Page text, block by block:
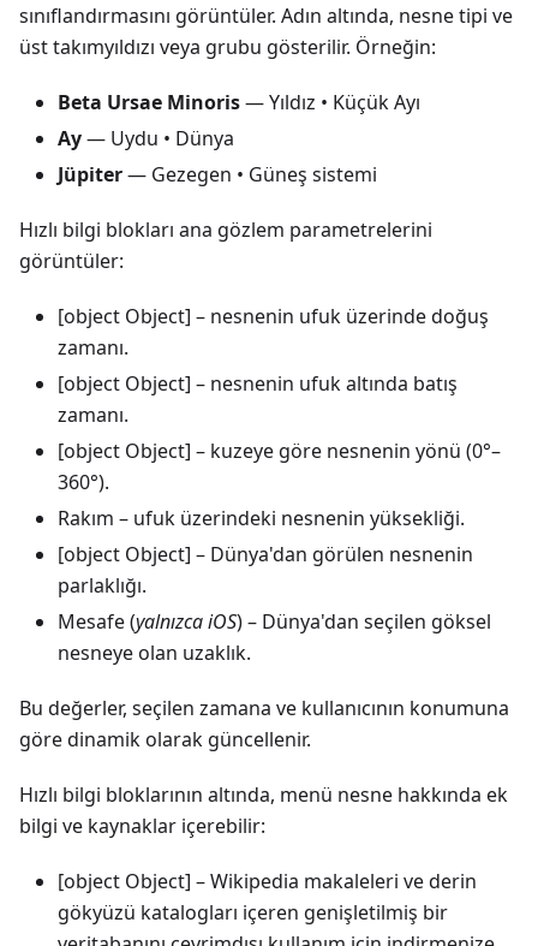
sınıflandırmasını görüntüler. Adın altında, nesne tipi ve
üst takımyıldızı veya grubu gösterilir. Örneğin:
Beta Ursae Minoris— Yıldız • Küçük Ayı
Ay— Uydu • Dünya
Jüpiter— Gezegen • Güneş sistemi
Hızlı bilgi blokları ana gözlem parametrelerini
görüntüler:
[object Object] – nesnenin ufuk üzerinde doğuş
zamanı.
[object Object] – nesnenin ufuk altında batış
zamanı.
[object Object] – kuzeye göre nesnenin yönü (0°–
360°).
Rakım – ufuk üzerindeki nesnenin yüksekliği.
[object Object] – Dünya'dan görülen nesnenin
parlaklığı.
Mesafe (yalnızca iOS) – Dünya'dan seçilen göksel
nesneye olan uzaklık.
Bu değerler, seçilen zamana ve kullanıcının konumuna
göre dinamik olarak güncellenir.
Hızlı bilgi bloklarının altında, menü nesne hakkında ek
bilgi ve kaynaklar içerebilir:
[object Object] – Wikipedia makaleleri ve derin
gökyüzü katalogları içeren genişletilmiş bir